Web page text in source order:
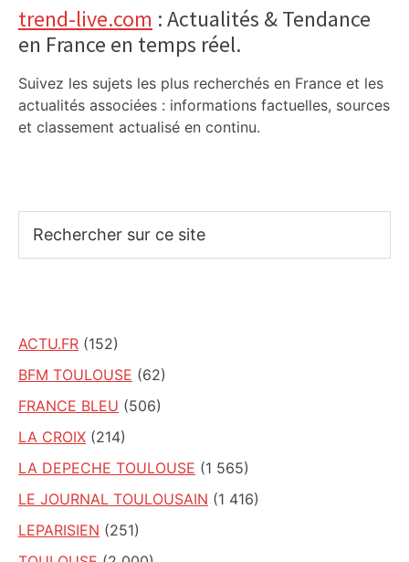
trend-live.com : Actualités & Tendance
en France en temps réel.
Suivez les sujets les plus recherchés en France et les
actualités associées : informations factuelles, sources
et classement actualisé en continu.
sur
ACTU.FR (152)
BFM TOULOUSE (62)
FRANCE BLEU (506)
LA CROIX (214)
LA DEPECHE TOULOUSE (1 565)
LE JOURNAL TOULOUSAIN (1 416)
LEPARISIEN (251)